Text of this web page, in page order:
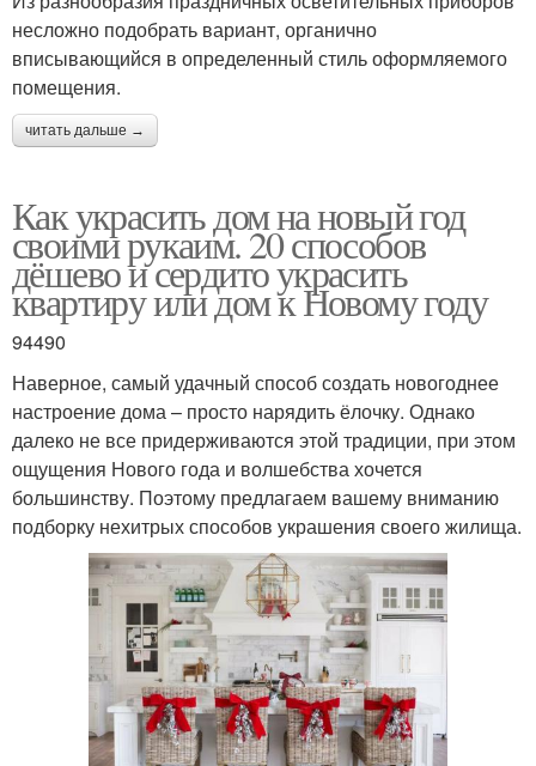
несложно подобрать вариант, органично
вписывающийся в определенный стиль оформляемого
помещения.
читать дальше →
Как украсить дом на новый год
своими рукаим. 20 способов
дёшево и сердито украсить
квартиру или дом к Новому году
94490
Наверное, самый удачный способ создать новогоднее
настроение дома – просто нарядить ёлочку. Однако
далеко не все придерживаются этой традиции, при этом
ощущения Нового года и волшебства хочется
большинству. Поэтому предлагаем вашему вниманию
подборку нехитрых способов украшения своего жилища.